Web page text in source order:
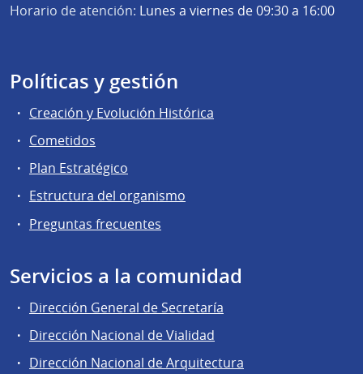
Horario de atención: Lunes a viernes de 09:30 a 16:00
Políticas y gestión
Creación y Evolución Histórica
Cometidos
Plan Estratégico
Estructura del organismo
Preguntas frecuentes
Servicios a la comunidad
Dirección General de Secretaría
Dirección Nacional de Vialidad
Dirección Nacional de Arquitectura